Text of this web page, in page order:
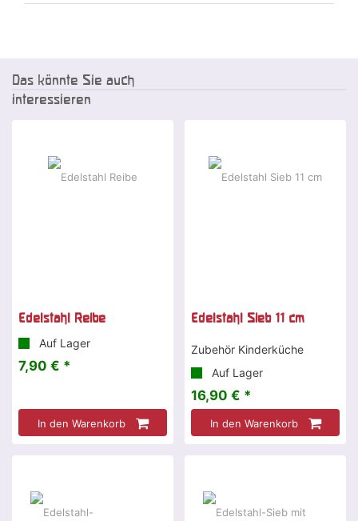
Das könnte Sie auch
interessieren
Edelstahl Reibe
Auf Lager
7,90 € *
In den Warenkorb
Edelstahl Sieb 11 cm
Zubehör Kinderküche
Auf Lager
16,90 € *
In den Warenkorb